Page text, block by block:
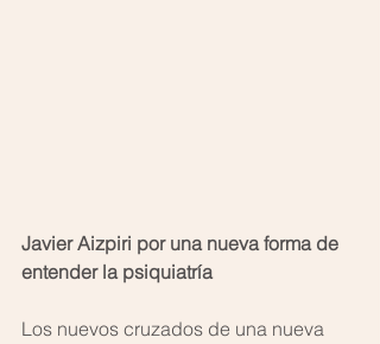
Javier Aizpiri por una nueva forma de
entender la psiquiatría
Los nuevos cruzados de una nueva